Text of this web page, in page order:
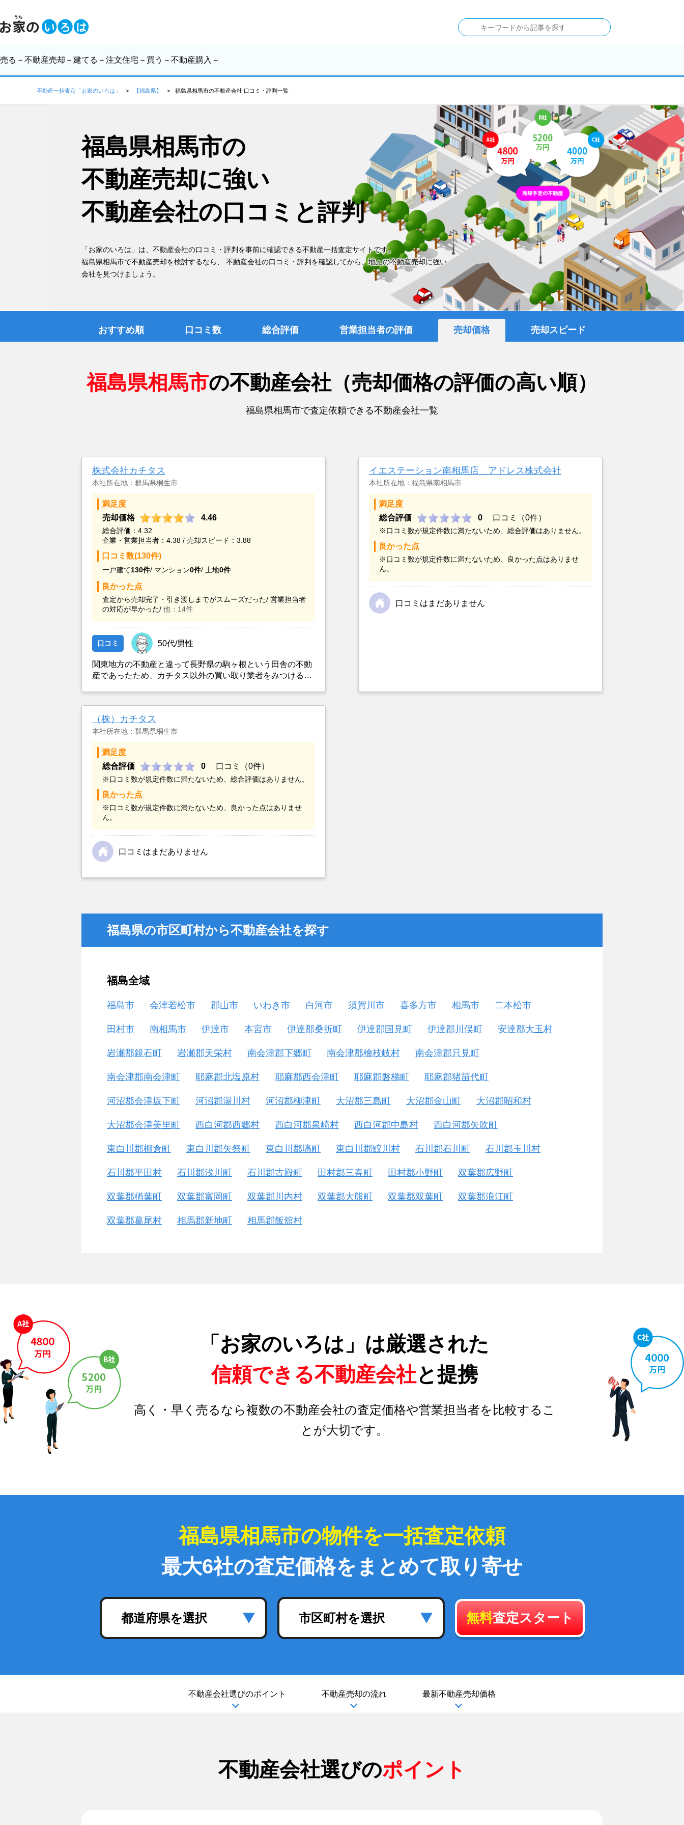
売る －不動産売却－ 建てる －注文住宅－ 買う －不動産購入－
不動産一括査定「お家のいろは」 【福島県】 福島県相馬市の不動産会社 口コミ・評判一覧
福島県相馬市の
不動産売却に強い
不動産会社の口コミと評判
「お家のいろは」は、不動産会社の口コミ・評判を事前に確認できる不動産一括査定サイトです。
福島県相馬市で不動産売却を検討するなら、 不動産会社の口コミ・評判を確認してから、地元の不動産売却に強い
会社を見つけましょう。
おすすめ順 口コミ数 総合評価 営業担当者の評価 売却価格 売却スピード
福島県相馬市の不動産会社（売却価格の評価の高い順）
福島県相馬市で査定依頼できる不動産会社一覧
株式会社カチタス
本社所在地：群馬県桐生市
満足度
売却価格
4.46
総合評価：4.32
企業・営業担当者：4.38 / 売却スピード：3.88
口コミ数(130件)
一戸建て130件/ マンション0件/ 土地0件
良かった点
査定から売却完了・引き渡しまでがスムーズだった/ 営業担当者
の対応が早かった/ 他：14件
口コミ 50代/男性
関東地方の不動産と違って長野県の駒ヶ根という田舎の不動
産であったため、カチタス以外の買い取り業者をみつけるこ
イエステーション南相馬店 アドレス株式会社
本社所在地：福島県南相馬市
満足度
総合評価
0 口コミ（0件）
※口コミ数が規定件数に満たないため、総合評価はありません。
良かった点
※口コミ数が規定件数に満たないため、良かった点はありませ
ん。
口コミはまだありません
（株）カチタス
本社所在地：群馬県桐生市
満足度
総合評価
0 口コミ（0件）
※口コミ数が規定件数に満たないため、総合評価はありません。
良かった点
※口コミ数が規定件数に満たないため、良かった点はありませ
ん。
口コミはまだありません
福島県の市区町村から不動産会社を探す
福島全域
福島市 会津若松市 郡山市 いわき市 白河市 須賀川市 喜多方市 相馬市 二本松市
田村市 南相馬市 伊達市 本宮市 伊達郡桑折町 伊達郡国見町 伊達郡川俣町 安達郡大玉村
岩瀬郡鏡石町 岩瀬郡天栄村 南会津郡下郷町 南会津郡檜枝岐村 南会津郡只見町
南会津郡南会津町 耶麻郡北塩原村 耶麻郡西会津町 耶麻郡磐梯町 耶麻郡猪苗代町
河沼郡会津坂下町 河沼郡湯川村 河沼郡柳津町 大沼郡三島町 大沼郡金山町 大沼郡昭和村
大沼郡会津美里町 西白河郡西郷村 西白河郡泉崎村 西白河郡中島村 西白河郡矢吹町
東白川郡棚倉町 東白川郡矢祭町 東白川郡塙町 東白川郡鮫川村 石川郡石川町 石川郡玉川村
石川郡平田村 石川郡浅川町 石川郡古殿町 田村郡三春町 田村郡小野町 双葉郡広野町
双葉郡楢葉町 双葉郡富岡町 双葉郡川内村 双葉郡大熊町 双葉郡双葉町 双葉郡浪江町
双葉郡葛尾村 相馬郡新地町 相馬郡飯舘村
「お家のいろは」は厳選された
信頼できる不動産会社と提携
高く・早く売るなら複数の不動産会社の査定価格や営業担当者を比較するこ
とが大切です。
福島県相馬市の物件を一括査定依頼
最大6社の査定価格をまとめて取り寄せ
都道府県を選択 市区町村を選択 無料査定スタート
不動産会社選びのポイント 不動産売却の流れ 最新不動産売却価格
不動産会社選びのポイント